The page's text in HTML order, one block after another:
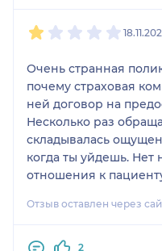
Очень странная
почему страховая
ней договор на
Несколько раз
складывалась
когда ты уйдешь. Нет
отношения к
назначение,
по ДМС. Боюсь
Отзыв оставлен через
2